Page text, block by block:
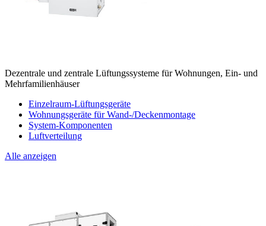
Dezentrale und zentrale Lüftungssysteme für Wohnungen, Ein- und
Mehrfamilienhäuser
Einzelraum-Lüftungsgeräte
Wohnungsgeräte für Wand-/Deckenmontage
System-Komponenten
Luftverteilung
Alle anzeigen